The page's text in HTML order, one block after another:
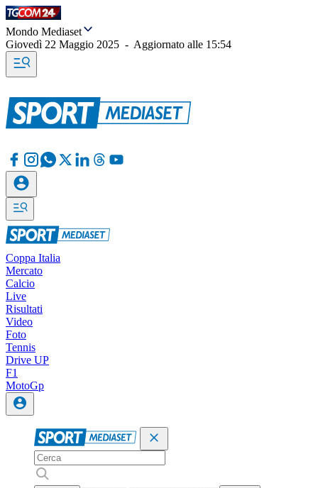
Mondo Mediaset
Giovedì 22 Maggio 2025 - Aggiornato alle 15:54
Coppa Italia
Mercato
Calcio
Live
Risultati
Video
Foto
Tennis
Drive UP
F1
MotoGp